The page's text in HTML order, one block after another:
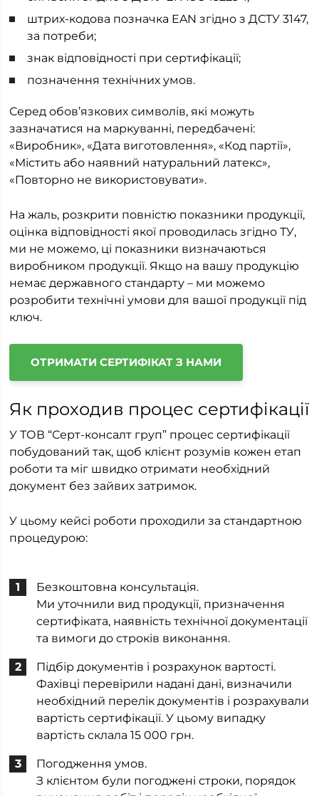
штрих-кодова позначка EAN згідно з ДСТУ 3147,
за потреби;
знак відповідності при сертифікації;
позначення технічних умов.
Серед обов’язкових символів, які можуть
зазначатися на маркуванні, передбачені:
«Виробник», «Дата виготовлення», «Код партії»,
«Містить або наявний натуральний латекс»,
«Повторно не використовувати».
На жаль, розкрити повністю показники продукції,
оцінка відповідності якої проводилась згідно ТУ,
ми не можемо, ці показники визначаються
виробником продукції. Якщо на вашу продукцію
немає державного стандарту – ми можемо
розробити технічні умови для вашої продукції під
ключ.
ОТРИМАТИ СЕРТИФІКАТ З НАМИ
Як проходив процес сертифікації
У ТОВ “Серт-консалт груп” процес сертифікації
побудований так, щоб клієнт розумів кожен етап
роботи та міг швидко отримати необхідний
документ без зайвих затримок.
У цьому кейсі роботи проходили за стандартною
процедурою:
Безкоштовна консультація.
Ми уточнили вид продукції, призначення
сертифіката, наявність технічної документації
та вимоги до строків виконання.
Підбір документів і розрахунок вартості.
Фахівці перевірили надані дані, визначили
необхідний перелік документів і розрахували
вартість сертифікації. У цьому випадку
вартість склала 15 000 грн.
Погодження умов.
З клієнтом були погоджені строки, порядок